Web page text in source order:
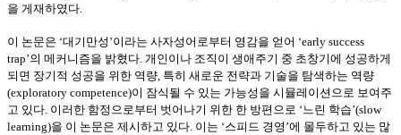
을 게재하였다.
이 논문은 ‘대기만성 ’이라는 사자성어로부터 영감을 얻어 ‘early success
trap’의 메커니즘을 밝혔다. 개인이나 조직이 생애주기 중 초창기에 성공하게
되면 장기적 성공을 위한 역량, 특히 새로운 전략과 기술을 탐색하는 역량
(exploratory competence)이 잠식될 수 있는 가능성을 시뮬레이션으로 보여주
고 있다. 이러한 함정으로부터 벗어나기 위한 한 방편으로 ‘느린 학습’(slow
learning)을 이 논문은 제시하고 있다. 이는 ‘스피드 경영 ’에 몰두하고 있는 많